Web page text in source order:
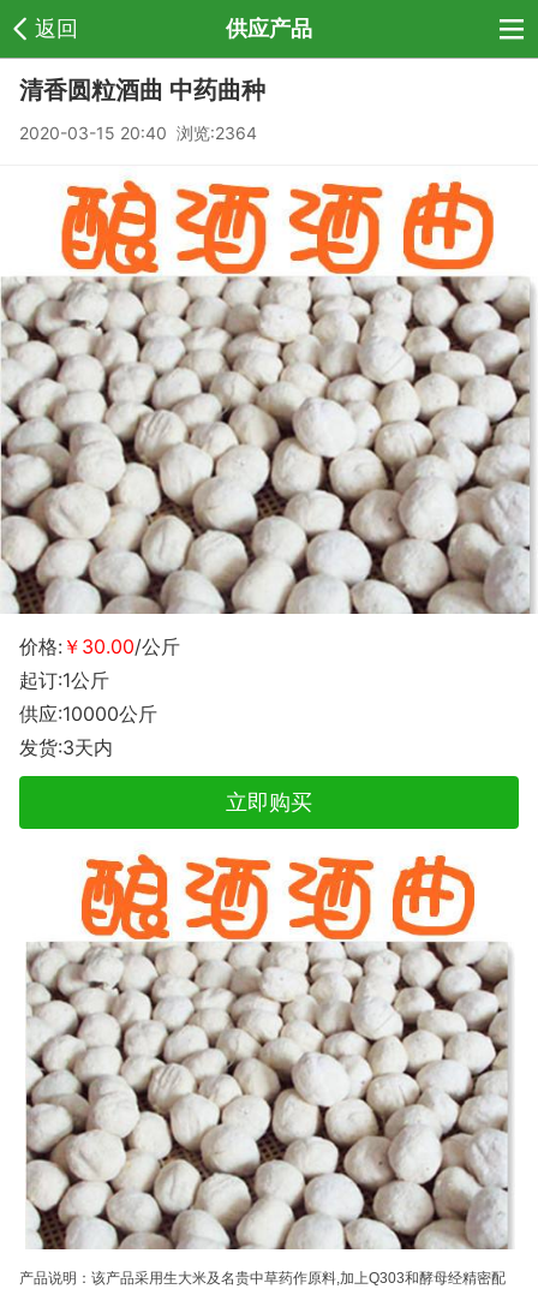
返回 供应产品
清香圆粒酒曲 中药曲种
2020-03-15 20:40 浏览:2364
价格: ￥30.00/公斤
起订:1公斤
供应:10000公斤
发货:3天内
立即购买
产品说明：该产品采用生大米及名贵中草药作原料,加上Q303和酵母经精密配